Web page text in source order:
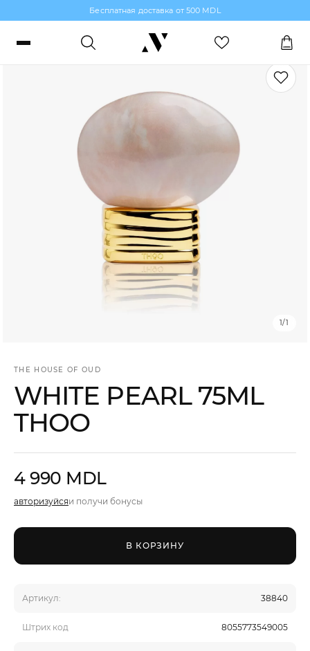
Бесплатная доставка от 500 MDL
Бренды
Новости
Магазины
Скидки
Нишевая парфюмерия
1/1
THE HOUSE OF OUD
WHITE PEARL 75ML
THOO
4 990 MDL
авторизуйсяи получи бонусы
В КОРЗИНУ
Артикул: 38840
Штрих код 8055773549005